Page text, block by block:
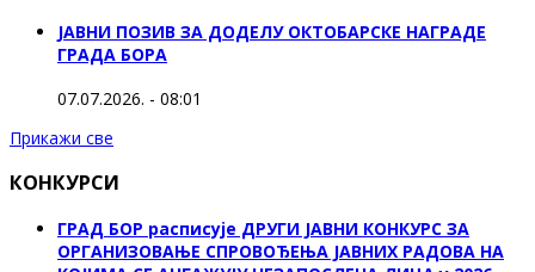
ЈАВНИ ПОЗИВ ЗА ДОДЕЛУ ОКТOБАРСКЕ НАГРАДЕ
ГРАДА БОРА
07.07.2026. - 08:01
Прикажи све
КОНКУРСИ
ГРАД БОР расписује ДРУГИ ЈАВНИ КОНКУРС ЗА
ОРГАНИЗОВАЊЕ СПРОВОЂЕЊА ЈАВНИХ РАДОВА НА